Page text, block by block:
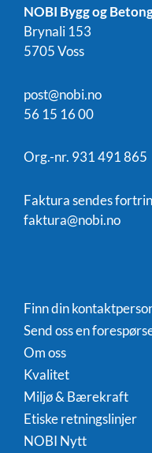
NOBI Bygg og
Brynali 153
5705 Voss
post@nobi.no
56 15 16 00
Org.-nr. 931 491 865
Faktura sendes
faktura@nobi.no
Finn din
Send oss en
Om oss
Kvalitet
Miljø & Bærekraft
Etiske retningslinjer
NOBI Nytt